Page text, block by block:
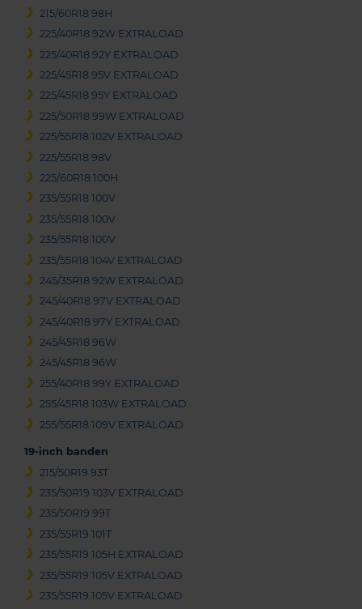
215/60R18 98H
225/40R18 92W EXTRALOAD
225/40R18 92Y EXTRALOAD
225/45R18 95V EXTRALOAD
225/45R18 95Y EXTRALOAD
225/50R18 99W EXTRALOAD
225/55R18 102V EXTRALOAD
225/55R18 98V
225/60R18 100H
235/55R18 100V
235/55R18 100V
235/55R18 100V
235/55R18 104V EXTRALOAD
245/35R18 92W EXTRALOAD
245/40R18 97V EXTRALOAD
245/40R18 97Y EXTRALOAD
245/45R18 96W
245/45R18 96W
255/40R18 99Y EXTRALOAD
255/45R18 103W EXTRALOAD
255/55R18 109V EXTRALOAD
19-inch banden
215/50R19 93T
235/50R19 103V EXTRALOAD
235/50R19 99T
235/55R19 101T
235/55R19 105H EXTRALOAD
235/55R19 105V EXTRALOAD
235/55R19 105V EXTRALOAD